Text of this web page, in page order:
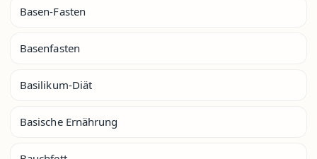
Basen-Fasten
Basenfasten
Basilikum-Diät
Basische Ernährung